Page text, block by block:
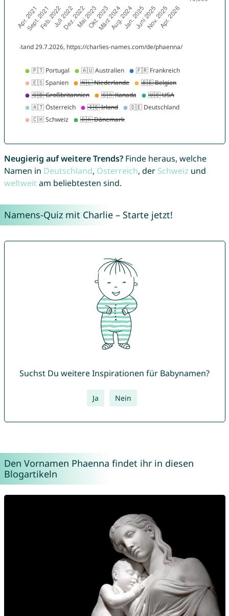
Neugierig auf weitere Trends?Finde heraus, welche
Namen in Deutschland, Österreich, der Schweiz und
weltweitam beliebtesten sind.
Namens-Quiz mit Charlie – Starte jetzt!
Suchst Du weitere Inspirationen für Babynamen?
Ja Nein
Den Vornamen Phaenna findet ihr in diesen
Blogartikeln